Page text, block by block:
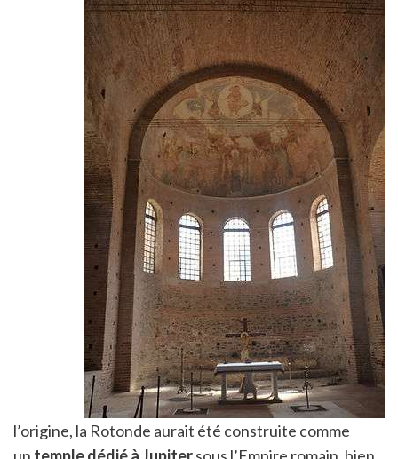
l’origine, la Rotonde aurait été construite comme